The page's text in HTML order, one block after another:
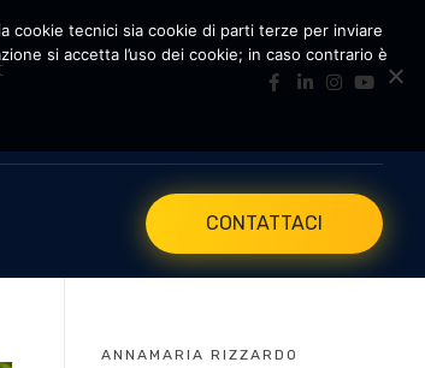
CONTATTACI
ANNAMARIA RIZZARDO
cookie tecnici sia cookie di parti terze per inviare
si accetta l’uso dei cookie; in caso contrario è